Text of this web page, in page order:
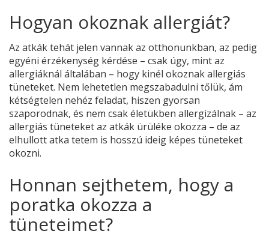
Hogyan okoznak allergiát?
Az atkák tehát jelen vannak az otthonunkban, az pedig
egyéni érzékenység kérdése – csak úgy, mint az
allergiáknál általában – hogy kinél okoznak allergiás
tüneteket. Nem lehetetlen megszabadulni tőlük, ám
kétségtelen nehéz feladat, hiszen gyorsan
szaporodnak, és nem csak életükben allergizálnak – az
allergiás tüneteket az atkák ürüléke okozza – de az
elhullott atka tetem is hosszú ideig képes tüneteket
okozni.
Honnan sejthetem, hogy a
poratka okozza a
tüneteimet?